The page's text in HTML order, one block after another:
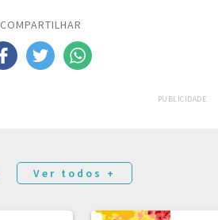
COMPARTILHAR
PUBLICIDADE
Ver todos +